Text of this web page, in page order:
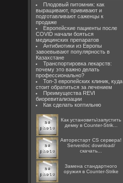
Плодовый питомник: как
выращивают, прививают и
подготавливают саженцы к
продаже
Европейские пациенты после
COVID начали бояться
медицинских препаратов
Антибиотики из Европы
завоевывают популярность в
Казахстане
Транспортировка лекарств:
почему это важно делать
профессионально?
Топ-3 европейских клиник, куда
стоит обратиться за лечением
Преимущества REVI
биоревитализации
Как сделать коптильню
Как установить\запустить
демку в Counter-Strik...
Авторестарт CS сервера!
Serverdoc download/
скачать...
Замена стандартного
оружия в Counter-Strike